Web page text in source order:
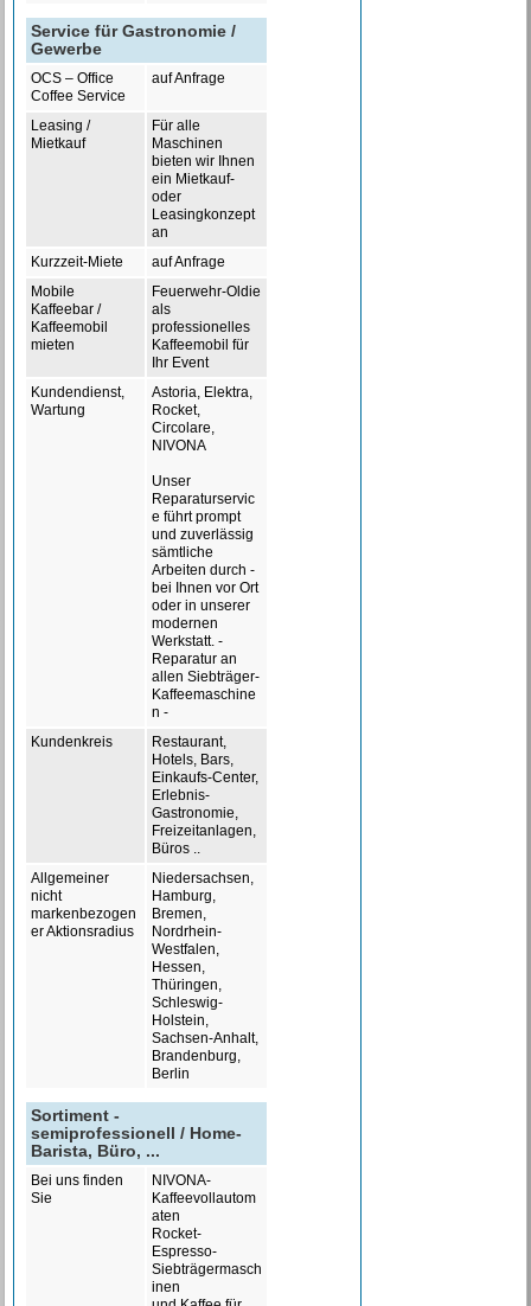
Service für Gastronomie /
Gewerbe
OCS – Office
Coffee Service
auf Anfrage
Leasing /
Mietkauf
Für alle
Maschinen
bieten wir Ihnen
ein Mietkauf-
oder
Leasingkonzept
an
Kurzzeit-Miete
auf Anfrage
Mobile
Kaffeebar /
Kaffeemobil
mieten
Feuerwehr-Oldie
als
professionelles
Kaffeemobil für
Ihr Event
Kundendienst,
Wartung
Astoria, Elektra,
Rocket,
Circolare,
NIVONA
Unser
Reparaturservic
e führt prompt
und zuverlässig
sämtliche
Arbeiten durch -
bei Ihnen vor Ort
oder in unserer
modernen
Werkstatt. -
Reparatur an
allen Siebträger-
Kaffeemaschine
n -
Kundenkreis
Restaurant,
Hotels, Bars,
Einkaufs-Center,
Erlebnis-
Gastronomie,
Freizeitanlagen,
Büros ..
Allgemeiner
nicht
markenbezogen
er Aktionsradius
Niedersachsen,
Hamburg,
Bremen,
Nordrhein-
Westfalen,
Hessen,
Thüringen,
Schleswig-
Holstein,
Sachsen-Anhalt,
Brandenburg,
Berlin
Sortiment -
semiprofessionell / Home-
Barista, Büro, ...
Bei uns finden
Sie
NIVONA-
Kaffeevollautom
aten
Rocket-
Espresso-
Siebträgermasch
inen